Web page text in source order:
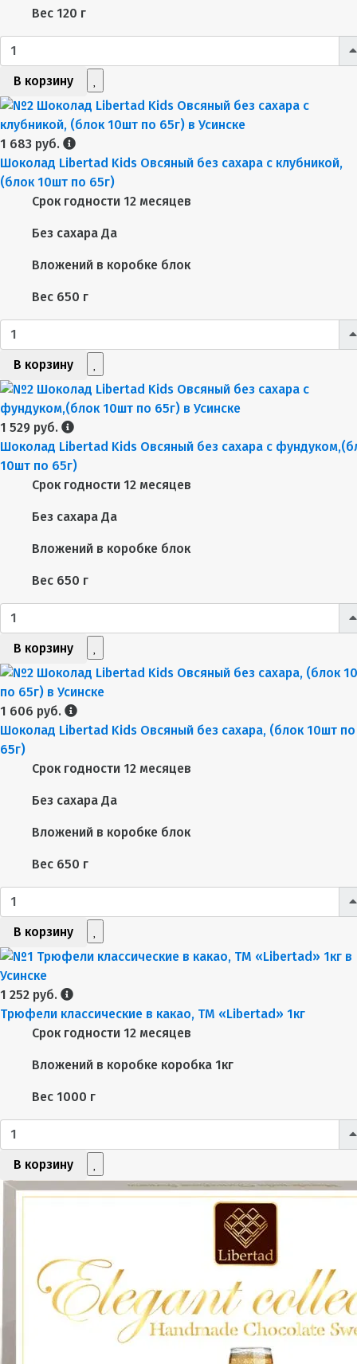
Вес 120 г
В корзину
1 683 руб.
Шоколад Libertad Kids Овсяный без сахара с клубникой,
(блок 10шт по 65г)
Срок годности 12 месяцев
Без сахара Да
Вложений в коробке блок
Вес 650 г
В корзину
1 529 руб.
Шоколад Libertad Kids Овсяный без сахара с
10шт по 65г)
Срок годности 12 месяцев
Без сахара Да
Вложений в коробке блок
Вес 650 г
В корзину
1 606 руб.
Шоколад Libertad Kids Овсяный без сахара, (блок 10шт по
65г)
Срок годности 12 месяцев
Без сахара Да
Вложений в коробке блок
Вес 650 г
В корзину
1 252 руб.
Трюфели классические в какао, ТМ «Libertad» 1кг
Срок годности 12 месяцев
Вложений в коробке коробка 1кг
Вес 1000 г
В корзину